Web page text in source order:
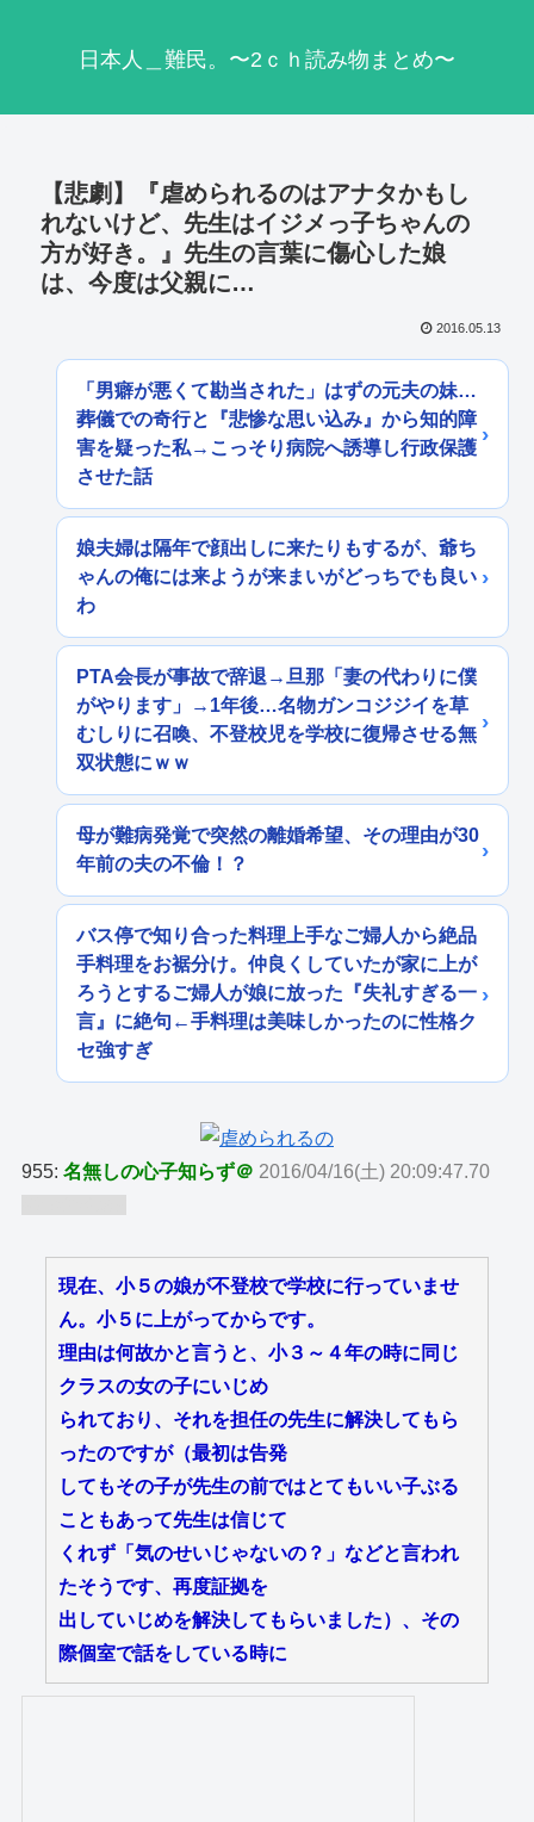
日本人＿難民。〜2ｃｈ読み物まとめ〜
【悲劇】『虐められるのはアナタかもし
れないけど、先生はイジメっ子ちゃんの
方が好き。』先生の言葉に傷心した娘
は、今度は父親に…
2016.05.13
「男癖が悪くて勘当された」はずの元夫の妹…
葬儀での奇行と『悲惨な思い込み』から知的障
害を疑った私→こっそり病院へ誘導し行政保護
させた話
娘夫婦は隔年で顔出しに来たりもするが、爺ち
ゃんの俺には来ようが来まいがどっちでも良い
わ
PTA会長が事故で辞退→旦那「妻の代わりに僕
がやります」→1年後…名物ガンコジジイを草
むしりに召喚、不登校児を学校に復帰させる無
双状態にｗｗ
母が難病発覚で突然の離婚希望、その理由が30
年前の夫の不倫！？
バス停で知り合った料理上手なご婦人から絶品
手料理をお裾分け。仲良くしていたが家に上が
ろうとするご婦人が娘に放った『失礼すぎる一
言』に絶句←手料理は美味しかったのに性格ク
セ強すぎ
955:名無しの心子知らず＠ 2016/04/16(土) 20:09:47.70
現在、小５の娘が不登校で学校に行っていませ
ん。小５に上がってからです。
理由は何故かと言うと、小３～４年の時に同じ
クラスの女の子にいじめ
られており、それを担任の先生に解決してもら
ったのですが（最初は告発
してもその子が先生の前ではとてもいい子ぶる
こともあって先生は信じて
くれず「気のせいじゃないの？」などと言われ
たそうです、再度証拠を
出していじめを解決してもらいました）、その
際個室で話をしている時に